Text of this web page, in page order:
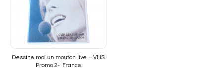
Dessine moi un mouton live – VHS
Promo 2- France